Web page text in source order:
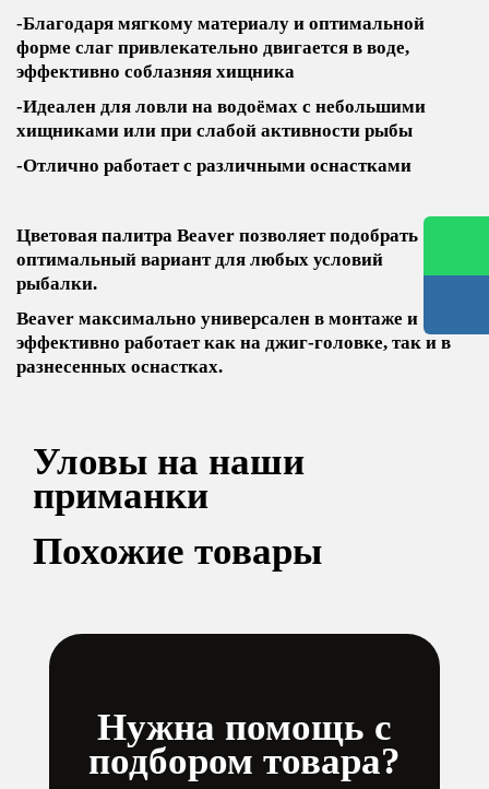
-Благодаря мягкому материалу и оптимальной
форме слаг привлекательно двигается в воде,
эффективно соблазняя хищника
-Идеален для ловли на водоёмах с небольшими
хищниками или при слабой активности рыбы
-Отлично работает с различными оснастками
Цветовая палитра Beaver позволяет подобрать
оптимальный вариант для любых условий
рыбалки.
Beaver максимально универсален в монтаже и
эффективно работает как на джиг-головке, так и в
разнесенных оснастках.
Уловы на наши
приманки
Похожие товары
Нужна помощь с
подбором товара?